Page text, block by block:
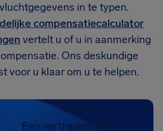
in te typen.
compensatiecalculator
vertelt u of u in aanmerking
Ons deskundige
voor u klaar om u te helpen.
Een vertraagde of